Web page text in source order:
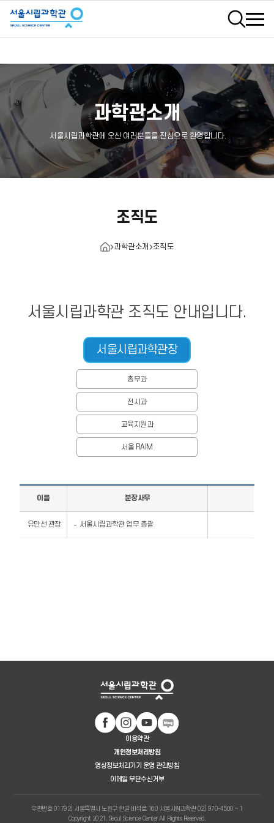
검색
과학관소개
서울시립과학관에 오신 여러분들을 진심으로 환영합니다.
조직도
과학관소개 조직도
서울시립과학관 조직도 안내입니다.
서울시립과학관장
총무과
전시과
교육지원과
서울 RAIM
이름 분장사무
유만선 관장 서울시립과학관 업무 총괄
이용약관
개인정보처리방침
영상정보처리기기 운영 관리방침
이메일 무단수신거부
우편번호 01792) 서울특별시 노원구 한글 비석로 160 서울시립과학관 02) 970-4500 ~ 1
Copyright 2021. Seoul Science Center All Rights Reserved.